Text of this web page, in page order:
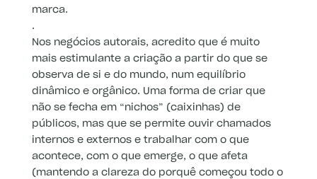
marca.
.
Nos negócios autorais, acredito que é muito
mais estimulante a criação a partir do que se
observa de si e do mundo, num equilíbrio
dinâmico e orgânico. Uma forma de criar que
não se fecha em “nichos” (caixinhas) de
públicos, mas que se permite ouvir chamados
internos e externos e trabalhar com o que
acontece, com o que emerge, o que afeta
(mantendo a clareza do porquê começou todo o